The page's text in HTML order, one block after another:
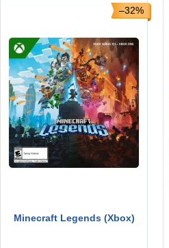
–32%
Minecraft Legends (Xbox)